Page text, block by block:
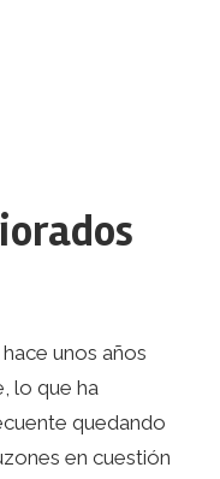
unos años
lo que ha
quedando
en cuestión